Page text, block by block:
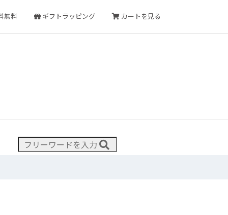
無料 ギフトラッピング カートを見る